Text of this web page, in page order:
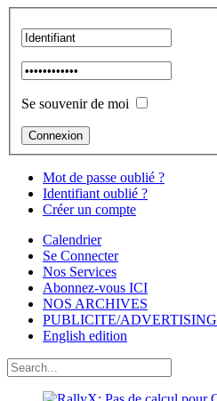
Se souvenir de moi
Mot de passe oublié ?
Identifiant oublié ?
Créer un compte
Calendrier
Se Connecter
Nos Services
Abonnez-vous ICI
NOS ARCHIVES
PUBLICITE/ADVERTISING
English edition